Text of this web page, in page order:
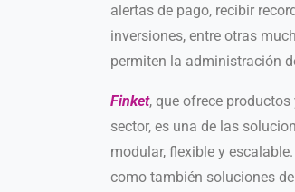
alertas de pago, recibir
inversiones, entre otras
permiten la administración
Finket, que ofrece
sector, es una de las
modular, flexible y
como también soluciones